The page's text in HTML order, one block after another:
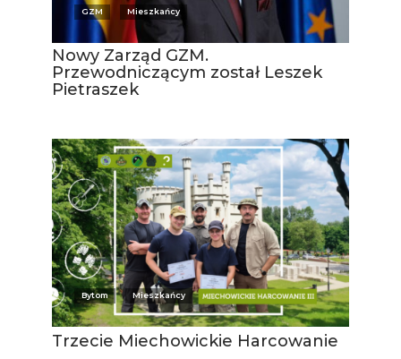
GZM Mieszkańcy
Nowy Zarząd GZM.
Przewodniczącym został Leszek
Pietraszek
Bytom Mieszkańcy
Trzecie Miechowickie Harcowanie